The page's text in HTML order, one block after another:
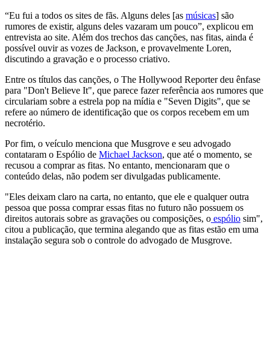
“Eu fui a todos os sites de fãs. Alguns deles [as músicas] são
rumores de existir, alguns deles vazaram um pouco”, explicou em
entrevista ao site. Além dos trechos das canções, nas fitas, ainda é
possível ouvir as vozes de Jackson, e provavelmente Loren,
discutindo a gravação e o processo criativo.
Entre os títulos das canções, o The Hollywood Reporter deu ênfase
para "Don't Believe It", que parece fazer referência aos rumores que
circulariam sobre a estrela pop na mídia e "Seven Digits", que se
refere ao número de identificação que os corpos recebem em um
necrotério.
Por fim, o veículo menciona que Musgrove e seu advogado
contataram o Espólio de Michael Jackson, que até o momento, se
recusou a comprar as fitas. No entanto, mencionaram que o
conteúdo delas, não podem ser divulgadas publicamente.
"Eles deixam claro na carta, no entanto, que ele e qualquer outra
pessoa que possa comprar essas fitas no futuro não possuem os
direitos autorais sobre as gravações ou composições, o espólio sim",
citou a publicação, que termina alegando que as fitas estão em uma
instalação segura sob o controle do advogado de Musgrove.